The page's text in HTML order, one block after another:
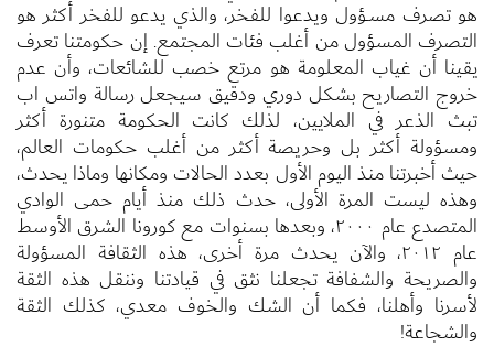
هو تصرف مسـؤول ويدعوا للفخر، والذي يدعو للفخر أكثر هو
التصرف المسؤول من أغلب فئات المجتمع. إن حكومتنا تعرف
يقينا أن غياب المعلومة هو مرتع خصب للشائعات، وأن عدم
خروج التصاريح بشكل دوري ودقيق سيجعل رسالة واتس اب
تبث الذعر في الملايين، لذلك كانت الحكومة متنورة أكثر
ومسؤولة أكثر بل وحريصة أكثر من أغلب حكومات العالم،
حيث أخبرتنا منذ اليوم الأول بعدد الحالات ومكانها وماذا يحدث،
وهذه ليست المرة الأولى، حدث ذلك منذ أيام حمى الوادي
المتصدع عام ٢٠٠٠، وبعدها بسنوات مع كورونا الشرق الأوسط
عام ٢٠١٢، والآن يحدث مرة أخرى، هذه الثقافة المسؤولة
والصريحة والشفافة تجعلنا نثق في قيادتنا وننقل هذه الثقة
لأسرنا وأهلنا، فكما أن الشك والخوف معدي، كذلك الثقة
والشجاعة!